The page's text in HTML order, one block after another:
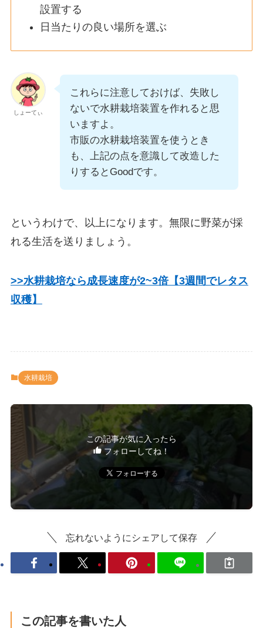
設置する
日当たりの良い場所を選ぶ
しょーてぃ
これらに注意しておけば、失敗し
ないで水耕栽培装置を作れると思
いますよ。
市販の水耕栽培装置を使うとき
も、上記の点を意識して改造した
りするとGoodです。
というわけで、以上になります。無限に野菜が採
れる生活を送りましょう。
>>水耕栽培なら成長速度が2~3倍【3週間でレタス
収穫】
水耕栽培
この記事が気に入ったら
フォローしてね！
忘れないようにシェアして保存
この記事を書いた人